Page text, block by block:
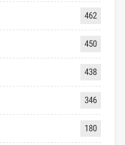
462
450
438
346
180